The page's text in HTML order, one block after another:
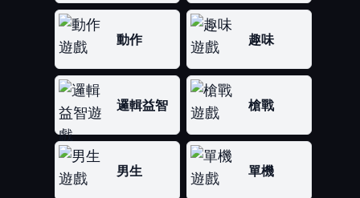
動作 趣味
邏輯益智 槍戰
男生 單機